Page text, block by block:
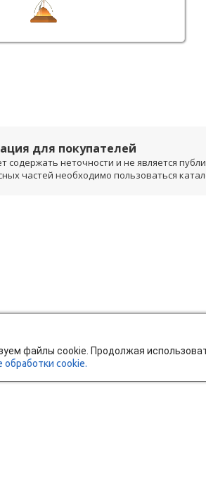
для покупателей
неточности и не является
частей необходимо пользоваться
файлы cookie. Продолжая
обработки cookie.